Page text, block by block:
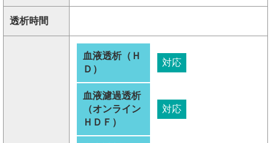
透析時間
血液透析（Ｈ
Ｄ）
対応
血液濾過透析
（オンライン
ＨＤＦ）
対応